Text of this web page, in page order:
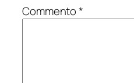
Commento*